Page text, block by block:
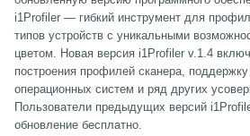
i1Profiler — гибкий инструмент для
типов устройств с уникальными
цветом. Новая версия i1Profiler v.1.4
построения профилей сканера,
операционных систем и ряд других
Пользователи предыдущих версий
обновление бесплатно.